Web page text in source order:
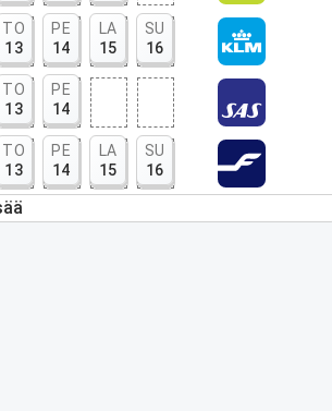
TO
13
PE
14
LA
15
SU
16
TO
13
PE
14
TO
13
PE
14
LA
15
SU
16